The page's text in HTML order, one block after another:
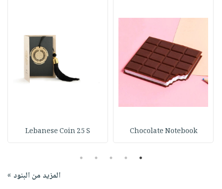
Chocolate Notebook
Lebanese Coin 25 S
1
2
3
4
5
المزيد من البنود »